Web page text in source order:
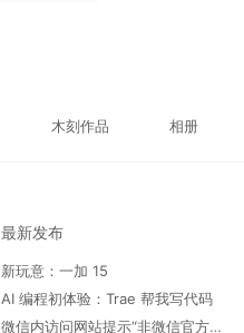
木刻作品 相册
最新发布
新玩意：一加 15
AI 编程初体验：Trae 帮我写代码
微信内访问网站提示“非微信官方网页，请确认是否继续访问”